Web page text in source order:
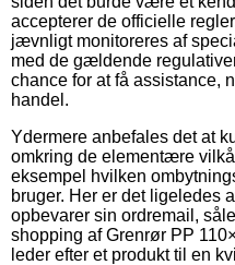
accepterer de officielle
jævnligt monitoreres af
med de gældende
chance for at få assistance,
handel.
Ydermere anbefales det at
omkring de elementære
eksempel hvilken
bruger. Her er det ligeledes
opbevarer sin ordremail,
shopping af Grenrør PP
leder efter et produkt til en